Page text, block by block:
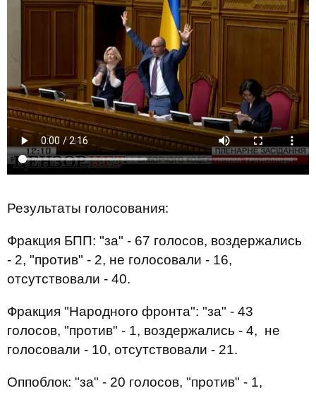
Результаты голосования:
Фракция БПП: "за" - 67 голосов, воздержались
- 2, "против" - 2, не голосовали - 16,
отсутствовали - 40.
Фракция "Народного фронта": "за" - 43
голосов, "против" - 1, воздержались - 4, не
голосовали - 10, отсутствовали - 21.
Оппоблок: "за" - 20 голосов, "против" - 1,